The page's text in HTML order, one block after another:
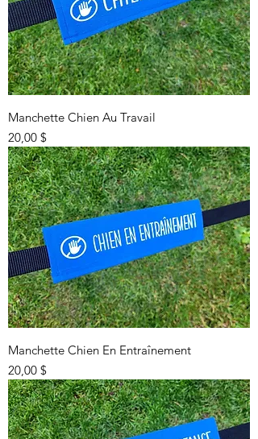
Manchette Chien Au Travail
Prix
20,00 $
Manchette Chien En Entraînement
Prix
20,00 $